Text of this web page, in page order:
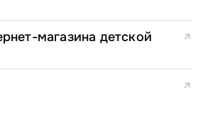
магазина детской
↗
↗